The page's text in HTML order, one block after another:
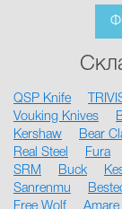
QSP Knife
Vouking Knives
Kershaw
Bear
Real Steel
Fura
SRM
Buck
Sanrenmu
Free Wolf
Amare